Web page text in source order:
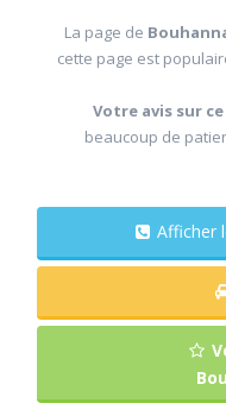
La page de
cette page est
Votre avis sur
beaucoup de